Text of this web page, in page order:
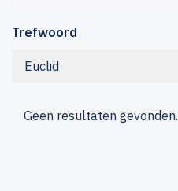
Trefwoord
Euclid
Geen resultaten gevonden.